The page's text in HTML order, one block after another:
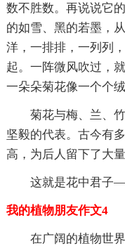
数不胜数。再说说它
的如雪、黑的若墨，
洋，一排排，一列列
起。一阵微风吹过，
一朵朵菊花像一个个
菊花与梅、兰、
坚毅的代表。古今有
高，为后人留下了大
这就是花中君子
我的植物朋友作文4
在广阔的植物世